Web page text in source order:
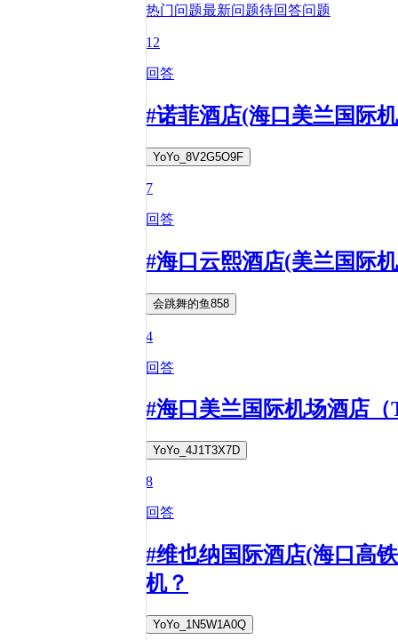
热门问题最新问题待回答问题
12
回答
#诺菲酒店(海口美兰国际
YoYo_8V2G5O9F
7
回答
#海口云熙酒店(美兰国际
会跳舞的鱼858
4
回答
#海口美兰国际机场酒店
YoYo_4J1T3X7D
8
回答
#维也纳国际酒店(海口高
机？
YoYo_1N5W1A0Q